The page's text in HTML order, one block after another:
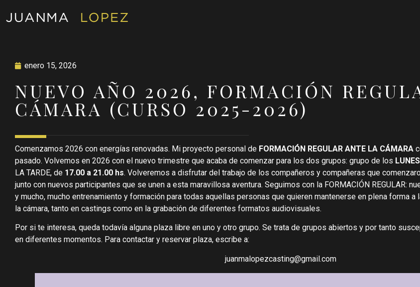
enero 15, 2026
NUEVO AÑO 2026, FORMACIÓN
CÁMARA (CURSO 2025-2026)
Comenzamos 2026 con energías renovadas. Mi proyecto personal de FORMACIÓN REGULAR ANTE LA CÁMARA
pasado. Volvemos en 2026 con el nuevo trimestre que acaba de comenzar para los dos grupos: grupo de los LUNES
LA TARDE, de 17.00 a 21.00 hs. Volveremos a disfrutar del trabajo de los compañeros y compañeras que
junto con nuevos participantes que se unen a esta maravillosa aventura. Seguimos con la FORMACIÓN REGULAR:
y mucho, mucho entrenamiento y formación para todas aquellas personas que quieren mantenerse en plena forma a
la cámara, tanto en castings como en la grabación de diferentes formatos audiovisuales.
Por si te interesa, queda todavía alguna plaza libre en uno y otro grupo. Se trata de grupos abiertos y por tanto
en diferentes momentos. Para contactar y reservar plaza, escribe a:
juanmalopezcasting@gmail.com